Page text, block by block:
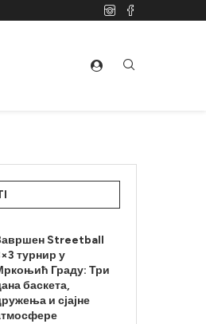
Streetball
турнир у
Граду: Три
баскета,
и сјајне